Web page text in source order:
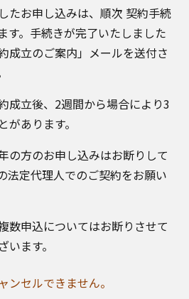
たお申し込みは、順次 契約手続
す。手続きが完了いたしました
成立のご案内」メールを送付さ
成立後、2週間から場合により3
があります。
の方のお申し込みはお断りして
法定代理人でのご契約をお願い
数申込についてはお断りさせて
います。
ンセルできません。